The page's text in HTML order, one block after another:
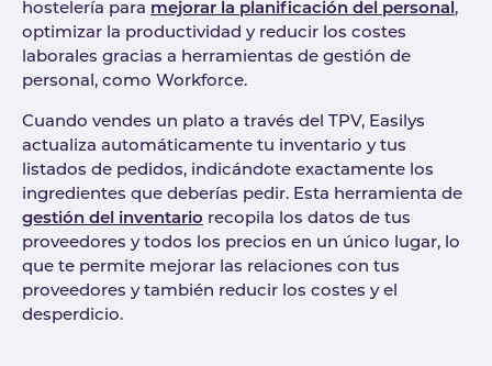
hostelería para mejorar la planificación del personal,
optimizar la productividad y reducir los costes
laborales gracias a herramientas de gestión de
personal, como Workforce.
Cuando vendes un plato a través del TPV, Easilys
actualiza automáticamente tu inventario y tus
listados de pedidos, indicándote exactamente los
ingredientes que deberías pedir. Esta herramienta de
gestión del inventario recopila los datos de tus
proveedores y todos los precios en un único lugar, lo
que te permite mejorar las relaciones con tus
proveedores y también reducir los costes y el
desperdicio.